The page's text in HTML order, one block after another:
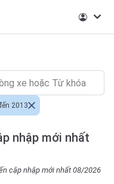
nhập mới nhất
cập nhập mới nhất 08/2026
2013